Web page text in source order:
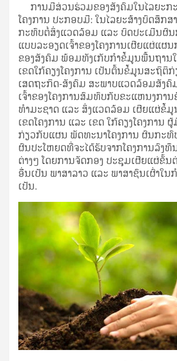
ການມີສ່ວນຮ່ວມຂອງສັງຄົມໃນໄລຍະກ
ໂຄງການ ປະກອບມີ: ໃນໄລຍະສ້າງບົດສຶກ
ກະທົບຕໍ່ສິ່ງແວດລ້ອມ ແລະ ບົດປະເມີນຜົ
ແບບລະອຽດເຈົ້າຂອງໂຄງການເຜີຍແຜ່ແ
ຂອງສັງຄົມ ພ້ອມທັງເກັບກໍາຂໍ້ມູນພື້ນຖານໃ
ເຂດໃກ້ຄຽງໂຄງການ ເປັນຕົ້ນຂໍ້ມູນສະຖິຕິ
ເສດຖະກິດ-ສັງຄົມ ສະພາບແວດລ້ອມສັງຄົ
ເຈົ້າຂອງໂຄງການສົມທົບກັບຂະແຫນງກາ
ທໍາມະຊາດ ແລະ ສິ່ງແວດລ້ອມ ເຜີຍແຜ່ຂໍ້
ເຂດໂຄງການ ແລະ ເຂດ ໃກ້ຄຽງໂຄງການ
ກ່ຽວກັບແຜນ ພັດທະນາໂຄງການ ຜົນກະ
ຜົນປະໂຫຍດທີ່ຈະໄດ້ຮັບຈາກໂຄງການລົງ
ຕ່າງໆ ໂດຍການຈັດກອງ ປະຊຸມເຜີຍແຜ່ຂັ້ນ
ອື່ນເປັນ ພາສາລາວ ແລະ ພາສາຊົນເຜົ່າໃ
ເປັນ.